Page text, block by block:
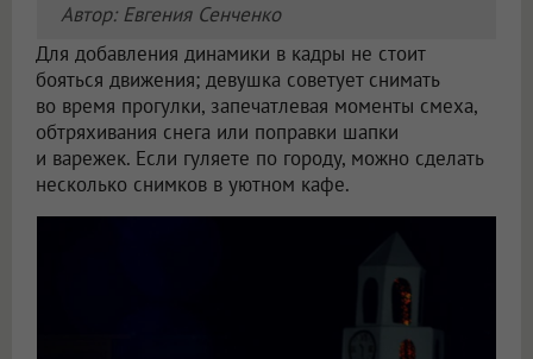
Автор: Евгения Сенченко
Для добавления динамики в кадры не стоит
бояться движения; девушка советует снимать
во время прогулки, запечатлевая моменты смеха,
обтряхивания снега или поправки шапки
и варежек. Если гуляете по городу, можно сделать
несколько снимков в уютном кафе.